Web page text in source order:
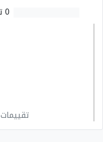
0 تقييمات
تقييمات 0 من القارئين